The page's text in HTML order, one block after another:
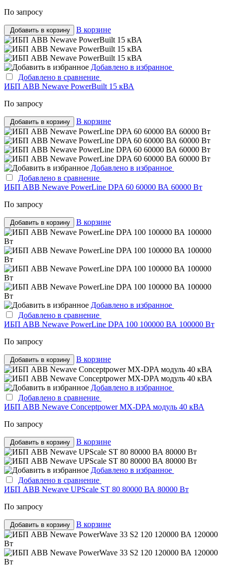
По запросу
Добавить в корзину В корзине
Добавлено в избранное
Добавлено в сравнение
ИБП ABB Newave PowerBuilt 15 кВА
По запросу
Добавить в корзину В корзине
Добавлено в избранное
Добавлено в сравнение
ИБП ABB Newave PowerLine DPA 60 60000 ВА 60000 Вт
По запросу
Добавить в корзину В корзине
Добавлено в избранное
Добавлено в сравнение
ИБП ABB Newave PowerLine DPA 100 100000 ВА 100000 Вт
По запросу
Добавить в корзину В корзине
Добавлено в избранное
Добавлено в сравнение
ИБП ABB Newave Conceptpower MX-DPA модуль 40 кВА
По запросу
Добавить в корзину В корзине
Добавлено в избранное
Добавлено в сравнение
ИБП ABB Newave UPScale ST 80 80000 ВА 80000 Вт
По запросу
Добавить в корзину В корзине